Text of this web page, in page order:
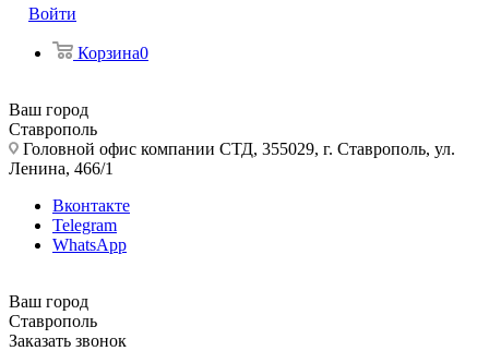
Войти
Корзина0
Ваш город
Ставрополь
Головной офис компании СТД, 355029, г. Ставрополь, ул.
Ленина, 466/1
Вконтакте
Telegram
WhatsApp
Ваш город
Ставрополь
Заказать звонок